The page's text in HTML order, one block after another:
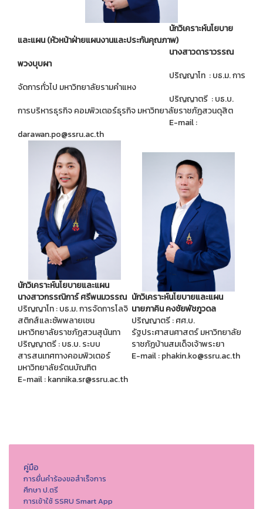
นักวิเคราะห์นโยบาย
และแผน (หัวหน้าฝ่ายแผนงานและประกันคุณภาพ)
นางสาวดาราวรรณ
พวงบุบผา
ปริญญาโท : บธ.ม. การ
จัดการทั่วไป มหาวิทยาลัยรามคำแหง
ปริญญาตรี : บธ.บ.
การบริหารธุรกิจ คอมพิวเตอร์ธุรกิจ มหาวิทยาลัยราชภัฏสวนดุสิต
E-mail :
darawan.po@ssru.ac.th
นักวิเคราะห์นโยบายและแผน
นางสาวกรรณิการ์ ศรีพนมวรรณ
ปริญญาโท : บธ.ม. การจัดการโลจิ
สติกส์และซัพพลายเชน
มหาวิทยาลัยราชภัฏสวนสุนันทา
ปริญญาตรี : บธ.บ. ระบบ
สารสนเทศทางคอมพิวเตอร์
มหาวิทยาลัยรัตนบัณฑิต
E-mail : kannika.sr@ssru.ac.th
นักวิเคราะห์นโยบายและแผน
นายภาคิน คงชัยพัชภูวดล
ปริญญาตรี : ศศ.บ.
รัฐประศาสนศาสตร์ มหาวิทยาลัย
ราชภัฏบ้านสมเด็จเจ้าพระยา
E-mail : phakin.ko@ssru.ac.th
คู่มือ
การยื่นคำร้องขอสำเร็จการ
ศึกษา ป.ตรี
การเข้าใช้ SSRU Smart App